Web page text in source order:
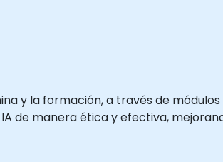
y la formación, a través de módulos
de manera ética y efectiva,